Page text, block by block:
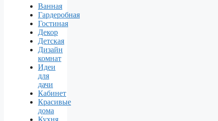
Ванная
Гардеробная
Гостиная
Декор
Детская
Дизайн
комнат
Идеи
для
дачи
Кабинет
Красивые
дома